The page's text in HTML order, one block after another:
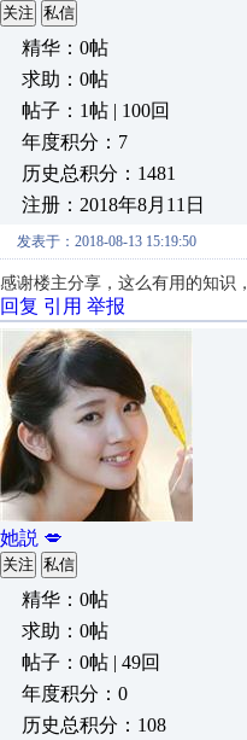
关注 私信
精华：0帖
求助：0帖
帖子：1帖 | 100回
年度积分：7
历史总积分：1481
注册：2018年8月11日
发表于：2018-08-13 15:19:50
感谢楼主分享，这么有用的知识，
回复 引用 举报
她説 💋
关注 私信
精华：0帖
求助：0帖
帖子：0帖 | 49回
年度积分：0
历史总积分：108